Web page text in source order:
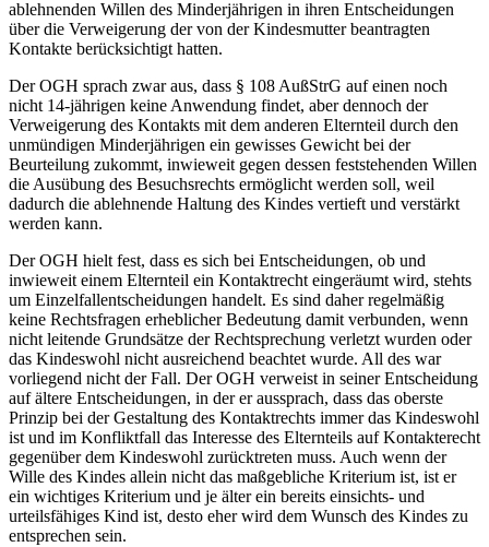
ablehnenden Willen des Minderjährigen in ihren Entscheidungen
über die Verweigerung der von der Kindesmutter beantragten
Kontakte berücksichtigt hatten.
Der OGH sprach zwar aus, dass § 108 AußStrG auf einen noch
nicht 14-jährigen keine Anwendung findet, aber dennoch der
Verweigerung des Kontakts mit dem anderen Elternteil durch den
unmündigen Minderjährigen ein gewisses Gewicht bei der
Beurteilung zukommt, inwieweit gegen dessen feststehenden Willen
die Ausübung des Besuchsrechts ermöglicht werden soll, weil
dadurch die ablehnende Haltung des Kindes vertieft und verstärkt
werden kann.
Der OGH hielt fest, dass es sich bei Entscheidungen, ob und
inwieweit einem Elternteil ein Kontaktrecht eingeräumt wird, stehts
um Einzelfallentscheidungen handelt. Es sind daher regelmäßig
keine Rechtsfragen erheblicher Bedeutung damit verbunden, wenn
nicht leitende Grundsätze der Rechtsprechung verletzt wurden oder
das Kindeswohl nicht ausreichend beachtet wurde. All des war
vorliegend nicht der Fall. Der OGH verweist in seiner Entscheidung
auf ältere Entscheidungen, in der er aussprach, dass das oberste
Prinzip bei der Gestaltung des Kontaktrechts immer das Kindeswohl
ist und im Konfliktfall das Interesse des Elternteils auf Kontakterecht
gegenüber dem Kindeswohl zurücktreten muss. Auch wenn der
Wille des Kindes allein nicht das maßgebliche Kriterium ist, ist er
ein wichtiges Kriterium und je älter ein bereits einsichts- und
urteilsfähiges Kind ist, desto eher wird dem Wunsch des Kindes zu
entsprechen sein.